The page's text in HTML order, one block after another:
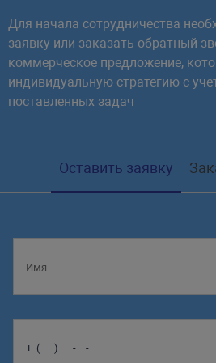
Для начала сотрудничества
заявку или заказать обратный
коммерческое предложение,
индивидуальную стратегию с
поставленных задач
Оставить заявку